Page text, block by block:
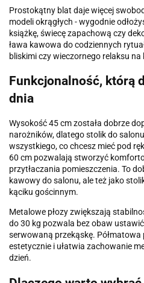
Prostokątny blat daje więcej
modeli okrągłych - wygodnie
książkę, świecę zapachową czy
ława kawowa do codziennych
bliskimi czy wieczornego relaksu na
Funkcjonalność, którą
dnia
Wysokość 45 cm została dobrze
narożników, dlatego stolik do
wszystkiego, co chcesz mieć pod
60 cm pozwalają stworzyć
przytłaczania pomieszczenia. To
kawowy do salonu, ale też jako
kąciku gościnnym.
Metalowe płozy zwiększają
do 30 kg pozwala bez obaw
serwowaną przekąskę.
estetycznie i ułatwia zachowanie
dzień.